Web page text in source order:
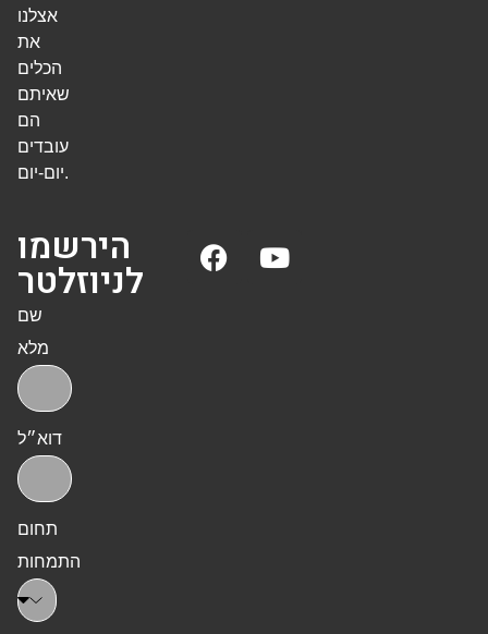
אצלנו
את
הכלים
שאיתם
הם
עובדים
יום-יום.
הירשמו
לניוזלטר
שם
מלא
דוא״ל
תחום
התמחות